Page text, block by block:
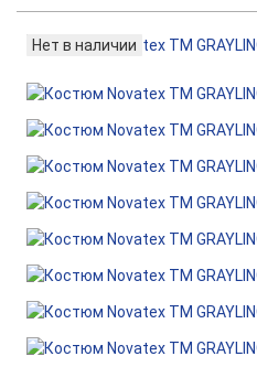
Нет в наличии